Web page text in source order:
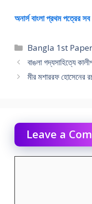
অনার্স বাংলা প্রথম পত্রের
Categories
Bangla 1st Paper
বাঙলা গদ্যসাহিত্যে
মীর মশাররফ হােসেনের
Leave a